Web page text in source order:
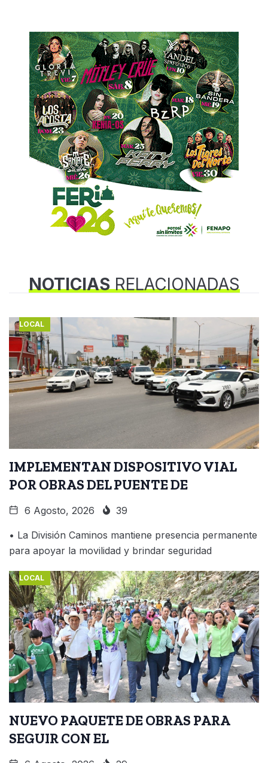
NOTICIASRELACIONADAS
LOCAL
IMPLEMENTAN DISPOSITIVO VIAL
POR OBRAS DEL PUENTE DE
6 Agosto, 2026 39
• La División Caminos mantiene presencia permanente
para apoyar la movilidad y brindar seguridad
LOCAL
NUEVO PAQUETE DE OBRAS PARA
SEGUIR CON EL